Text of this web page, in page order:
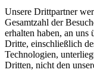
Unsere Drittpartner
Gesamtzahl der
erhalten haben, an
Dritte, einschließlich
Technologien,
Dritten, nicht den